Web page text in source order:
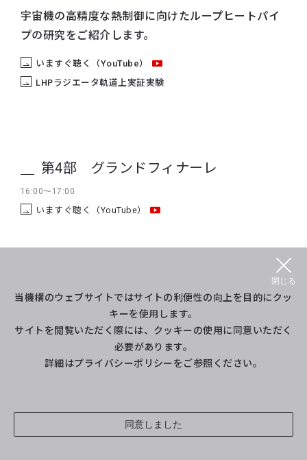
閉じる
当機構のウェブサイトではサイトの利便性の向上を目的にクッ
キーを使用します。
サイトを閲覧いただく際には、クッキーの使用に同意いただく
必要があります。
詳細はプライバシーポリシーをご参照ください。
同意しました
宇宙機の高精度な熱制御に向けたループヒートパイ
プの研究をご紹介します。
いますぐ聴く（YouTube）
LHPラジエータ軌道上実証実験
第4部 グランドフィナーレ
16:00～17:00
いますぐ聴く（YouTube）
研究紹介